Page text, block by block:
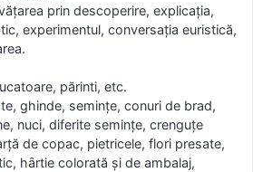
prin descoperire, explicaţia,
experimentul, conversaţia euristică,
părinti, etc.
ghinde, seminţe, conuri de brad,
nuci, diferite seminţe, crenguţe
de copac, pietricele, flori presate,
hȃrtie colorată şi de ambalaj,